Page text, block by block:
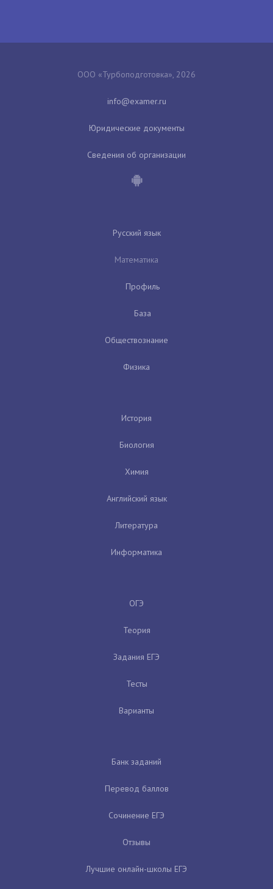
ООО «Турбоподготовка», 2026
Юридические документы
Сведения об организации
Русский язык
Математика
Профиль
База
Обществознание
Физика
История
Биология
Химия
Английский язык
Литература
Информатика
ОГЭ
Теория
Задания ЕГЭ
Тесты
Варианты
Банк заданий
Перевод баллов
Сочинение ЕГЭ
Отзывы
Лучшие онлайн-школы ЕГЭ